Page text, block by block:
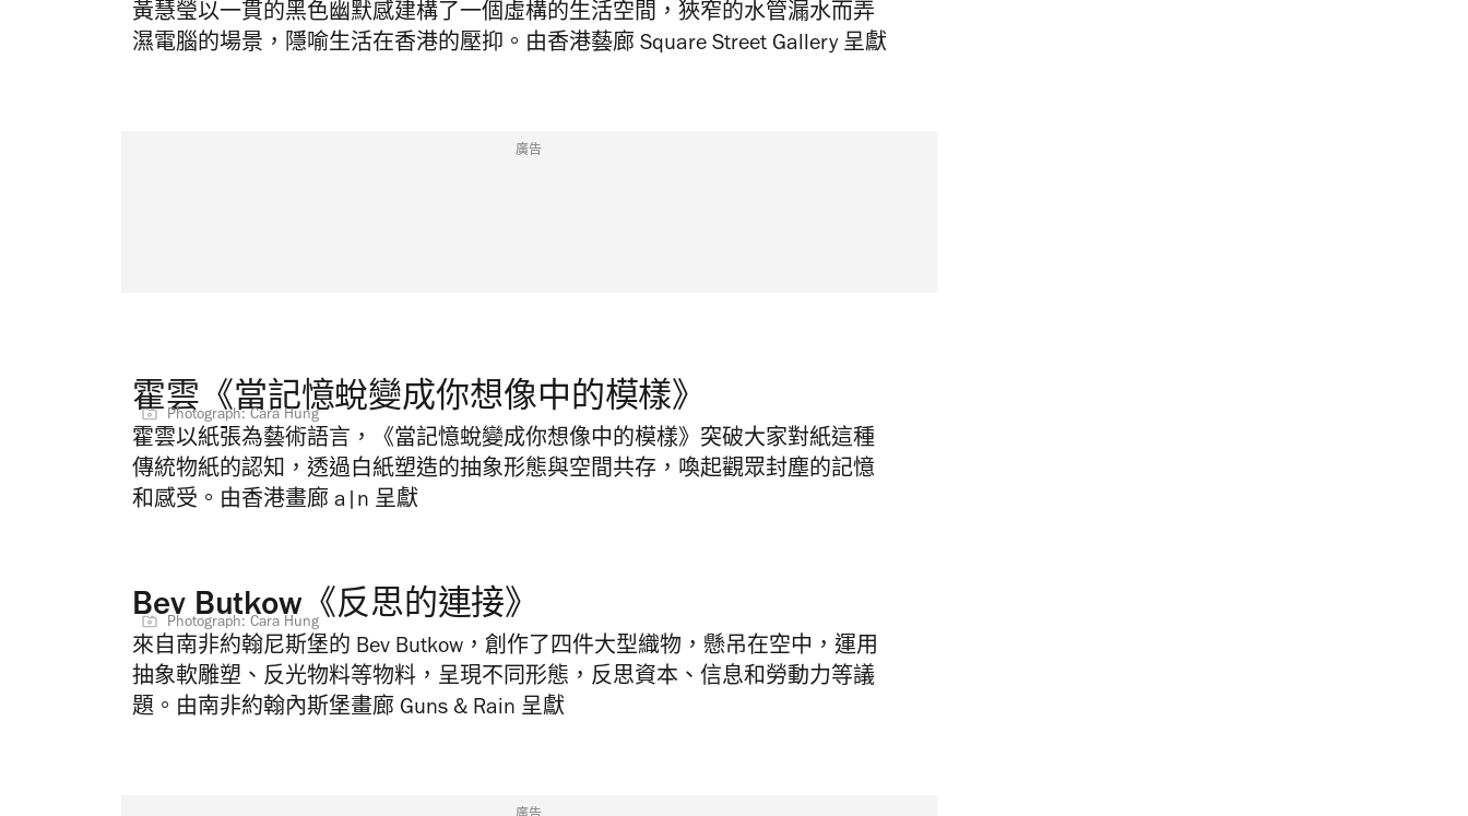
黃慧瑩以一貫的黑色幽默感建構了一個虛構的生活空間，狹窄的水管漏水而弄
濕電腦的場景，隱喻生活在香港的壓抑。由香港藝廊 Square Street Gallery 呈獻
廣告
霍雲《當記憶蛻變成你想像中的模樣》
Photograph: Cara Hung
霍雲以紙張為藝術語言，《當記憶蛻變成你想像中的模樣》突破大家對紙這種
傳統物紙的認知，透過白紙塑造的抽象形態與空間共存，喚起觀眾封塵的記憶
和感受。由香港畫廊 a|n 呈獻
Bev Butkow《反思的連接》
Photograph: Cara Hung
來自南非約翰尼斯堡的 Bev Butkow，創作了四件大型織物，懸吊在空中，運用
抽象軟雕塑、反光物料等物料，呈現不同形態，反思資本、信息和勞動力等議
題。由南非約翰內斯堡畫廊 Guns & Rain 呈獻